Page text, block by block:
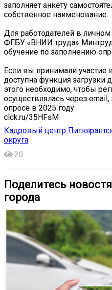
заполняет анкету
собственное наименование.
Для работодателей в
ФГБУ «ВНИИ труда»
обучение по заполнению
Если вы принимали участие
доступна функция загрузки
этого необходимо, чтобы
осуществлялась через
опросе в 2025 году.
clck.ru/35HFsM
Кадровый центр
округа
20
Поделитесь
города